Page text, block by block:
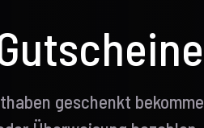
geschenkt